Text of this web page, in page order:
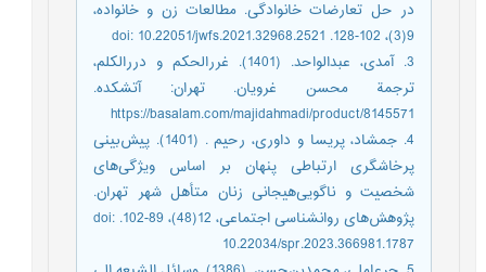
در حل تعارضات خانوادگی. مطالعات زن و خانواده،
9(3)، 102-128. doi: 10.22051/jwfs.2021.32968.2521
3. آمدی، عبدالواحد. (1401). غررالحکم و دررالکلم،
ترجمة محسن غرویان. تهران: آتشکده.
https://basalam.com/majidahmadi/product/8145571
4. جمشاد، پریسا و داوری، رحیم . (1401). پیش‌بینی
پرخاشگری ارتباطی پنهان بر اساس ویژگی‌های
شخصیت و ناگویی‌هیجانی زنان متأهل شهر تهران.
پژوهش‌های روانشناسی اجتماعی، 12(48)، 89-102. doi:
10.22034/spr.2023.366981.1787